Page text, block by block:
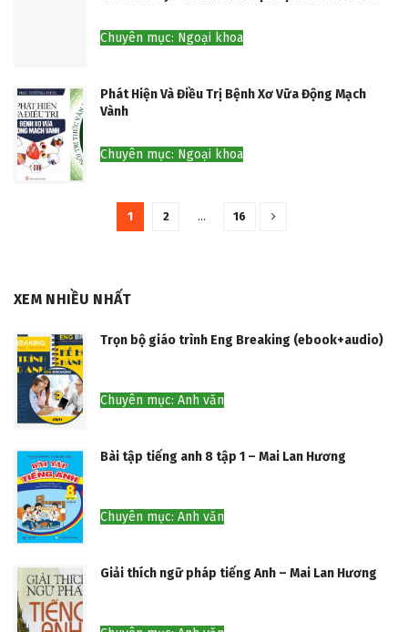
Chuyên mục: Ngoại khoa
Phát Hiện Và Điều Trị Bệnh Xơ Vữa Động Mạch
Vành
Chuyên mục: Ngoại khoa
1 2 … 16
XEM NHIỀU NHẤT
Trọn bộ giáo trình Eng Breaking (ebook+audio)
Chuyên mục: Anh văn
Bài tập tiếng anh 8 tập 1 – Mai Lan Hương
Chuyên mục: Anh văn
Giải thích ngữ pháp tiếng Anh – Mai Lan Hương